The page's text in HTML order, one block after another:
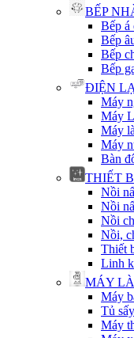
BẾP
Bếp á
Bếp
Bếp
Bếp
ĐIỆN
Máy
Máy
Máy
Máy
Bàn
THIẾT
Nồi
Nồi
Nồi
Nồi,
Thiết
Linh
MÁY
Máy
Tủ
Máy